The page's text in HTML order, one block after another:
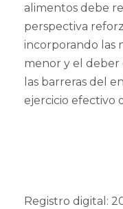
alimentos debe
perspectiva
incorporando las
menor y el deber
las barreras del
ejercicio efectivo
Registro digital: